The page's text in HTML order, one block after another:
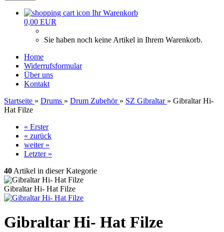
Ihr Warenkorb
0,00 EUR
Sie haben noch keine Artikel in Ihrem Warenkorb.
Home
Widerrufsformular
Über uns
Kontakt
Startseite » Drums » Drum Zubehör » SZ Gibraltar » Gibraltar Hi-
Hat Filze
« Erster
« zurück
weiter »
Letzter »
40 Artikel in dieser Kategorie
Gibraltar Hi- Hat Filze
Gibraltar Hi- Hat Filze